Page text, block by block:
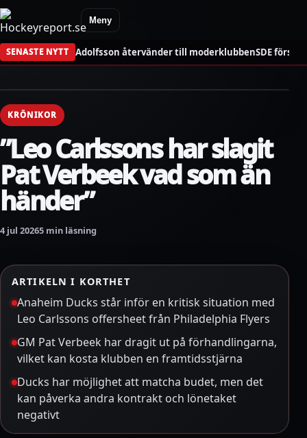
Meny
SENASTE NYTT Adolfsson återvänder till moderklubbenSDE
KRÖNIKOR
”Leo Carlssons har slagit
Pat Verbeek vad som än
händer”
4 jul 20265 min läsning
ARTIKELN I KORTHET
Anaheim Ducks står inför en kritisk situation med
Leo Carlssons offersheet från Philadelphia Flyers
GM Pat Verbeek har dragit ut på förhandlingarna,
vilket kan kosta klubben en framtidsstjärna
Ducks har möjlighet att matcha budet, men det
kan påverka andra kontrakt och lönetaket
negativt